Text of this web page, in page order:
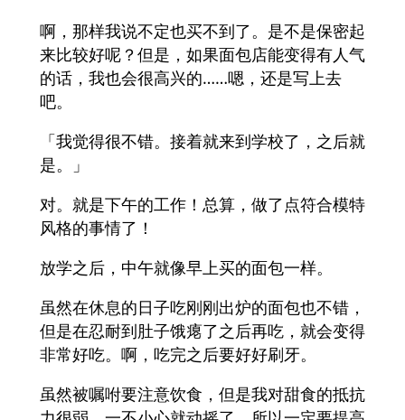
啊，那样我说不定也买不到了。是不是保密起
来比较好呢？但是，如果面包店能变得有人气
的话，我也会很高兴的……嗯，还是写上去
吧。
「我觉得很不错。接着就来到学校了，之后就
是。」
对。就是下午的工作！总算，做了点符合模特
风格的事情了！
放学之后，中午就像早上买的面包一样。
虽然在休息的日子吃刚刚出炉的面包也不错，
但是在忍耐到肚子饿瘪了之后再吃，就会变得
非常好吃。啊，吃完之后要好好刷牙。
虽然被嘱咐要注意饮食，但是我对甜食的抵抗